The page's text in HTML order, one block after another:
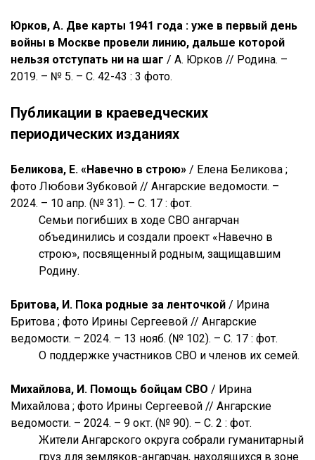
Юрков, А. Две карты 1941 года : уже в первый день
войны в Москве провели линию, дальше которой
нельзя отступать ни на шаг / А. Юрков // Родина. –
2019. – № 5. – С. 42-43 : 3 фото.
Публикации в краеведческих
периодических изданиях
Беликова, Е. «Навечно в строю» / Елена Беликова ;
фото Любови Зубковой // Ангарские ведомости. –
2024. – 10 апр. (№ 31). – С. 17 : фот.
Семьи погибших в ходе СВО ангарчан
объединились и создали проект «Навечно в
строю», посвященный родным, защищавшим
Родину.
Бритова, И. Пока родные за ленточкой / Ирина
Бритова ; фото Ирины Сергеевой // Ангарские
ведомости. – 2024. – 13 нояб. (№ 102). – С. 17 : фот.
О поддержке участников СВО и членов их семей.
Михайлова, И. Помощь бойцам СВО / Ирина
Михайлова ; фото Ирины Сергеевой // Ангарские
ведомости. – 2024. – 9 окт. (№ 90). – С. 2 : фот.
Жители Ангарского округа собрали гуманитарный
груз для земляков-ангарчан, находящихся в зоне